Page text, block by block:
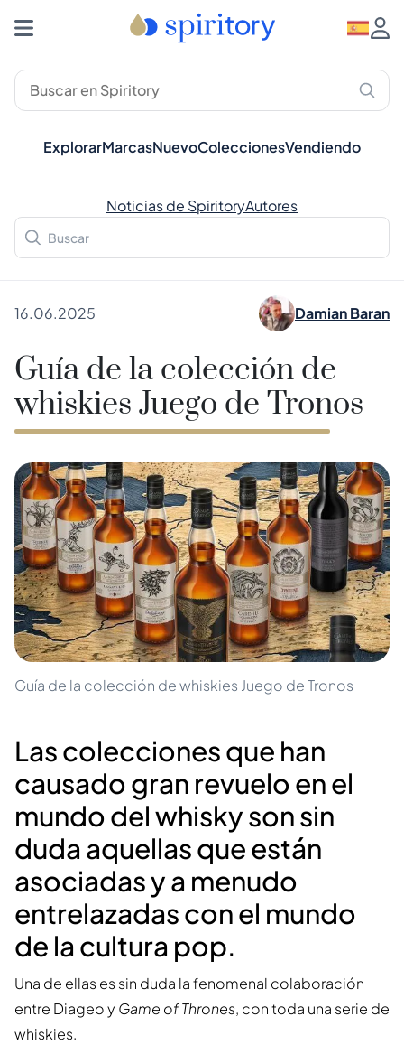
ExplorarMarcasNuevoColeccionesVendiendo
Noticias de SpiritoryAutores
16.06.2025 Damian Baran
Guía de la colección de
whiskies Juego de Tronos
Guía de la colección de whiskies Juego de Tronos
Las colecciones que han
causado gran revuelo en el
mundo del whisky son sin
duda aquellas que están
asociadas y a menudo
entrelazadas con el mundo
de la cultura pop.
Una de ellas es sin duda la fenomenal colaboración
entre Diageo y Game of Thrones, con toda una serie de
whiskies.